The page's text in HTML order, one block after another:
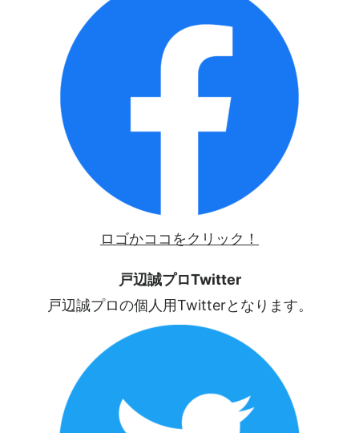
ロゴかココをクリック！
戸辺誠プロTwitter
戸辺誠プロの個人用Twitterとなります。